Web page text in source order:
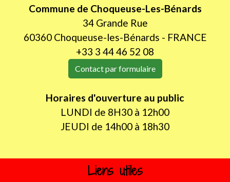
Commune de Choqueuse-Les-Bénards
34 Grande Rue
60360 Choqueuse-les-Bénards - FRANCE
+33 3 44 46 52 08
Contact par formulaire
Horaires d'ouverture au public
LUNDI de 8H30 à 12h00
JEUDI de 14h00 à 18h30
Liens utiles